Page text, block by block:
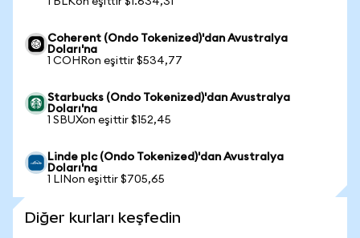
Coherent (Ondo Tokenized)'dan Avustralya
Doları'na
1 COHRon eşittir $534,77
Starbucks (Ondo Tokenized)'dan Avustralya
Doları'na
1 SBUXon eşittir $152,45
Linde plc (Ondo Tokenized)'dan Avustralya
Doları'na
1 LINon eşittir $705,65
Diğer kurları keşfedin